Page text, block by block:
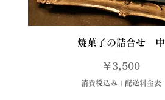
クイックビュー
焼菓子の詰合せ 中
価格
￥3,500
消費税込み| 配送料金表